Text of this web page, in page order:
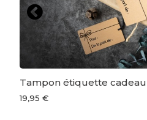
Tampon étiquette cadeau
19,95 €